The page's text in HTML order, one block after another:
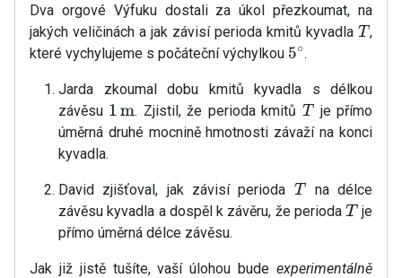
Dva orgové Výfuku dostali za úkol přezkoumat, na
jakých veličinách a jak závisí perioda kmitů kyvadla T ,
které vychylujeme s počáteční výchylkou 5∘.
Jarda zkoumal dobu kmitů kyvadla s délkou
závěsu 1 m . Zjistil, že perioda kmitů T
je přímo
úměrná druhé mocnině hmotnosti závaží na konci
kyvadla.
David zjišťoval, jak závisí perioda T
na délce
závěsu kyvadla a dospěl k závěru, že periodaT je
přímo úměrná délce závěsu.
Jak již jistě tušíte, vaší úlohou bude experimentálně